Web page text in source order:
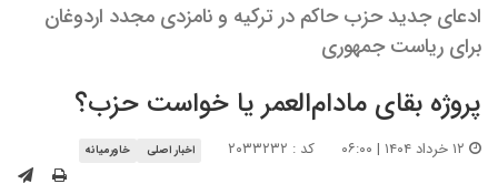
ادعای جدید حزب حاکم در ترکیه و نامزدی مجدد اردوغان
برای ریاست جمهوری
پروژه بقای مادام‌العمر یا خواست حزب؟
کد : ۲۰۳۳۲۳۲ اخبار اصلی خاورمیانه